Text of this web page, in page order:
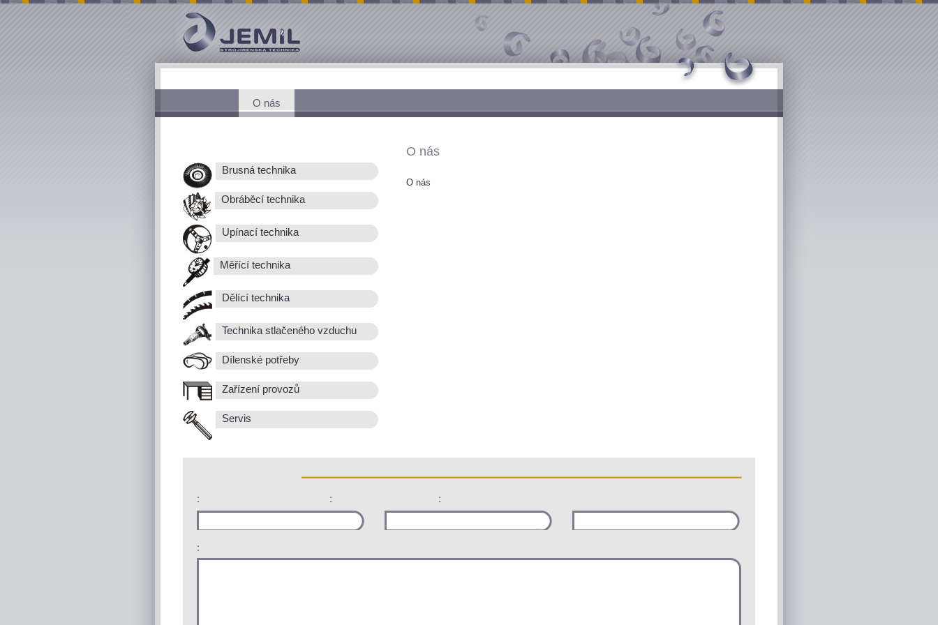
O nás
Brusná technika
Obráběcí technika
Upínací technika
Měřící technika
Dělící technika
Technika stlačeného vzduchu
Dílenské potřeby
Zařízení provozů
Servis
O nás
O nás
: : :
: